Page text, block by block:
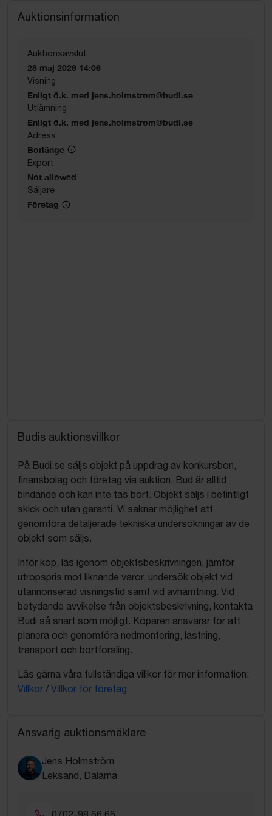
Auktionsinformation
Auktionsavslut
28 maj 2026 14:06
Visning
Enligt ö.k. med jens.holmstrom@budi.se
Utlämning
Enligt ö.k. med jens.holmstrom@budi.se
Adress
Borlänge
Export
Not allowed
Säljare
Företag
Budis auktionsvillkor
På Budi.se säljs objekt på uppdrag av konkursbon,
finansbolag och företag via auktion. Bud är alltid
bindande och kan inte tas bort. Objekt säljs i befintligt
skick och utan garanti. Vi saknar möjlighet att
genomföra detaljerade tekniska undersökningar av de
objekt som säljs.
Inför köp, läs igenom objektsbeskrivningen, jämför
utropspris mot liknande varor, undersök objekt vid
utannonserad visningstid samt vid avhämtning. Vid
betydande avvikelse från objektsbeskrivning, kontakta
Budi så snart som möjligt. Köparen ansvarar för att
planera och genomföra nedmontering, lastning,
transport och bortforsling.
Läs gärna våra fullständiga villkor för mer information:
Villkor / Villkor för företag
Ansvarig auktionsmäklare
Jens Holmström
Leksand, Dalarna